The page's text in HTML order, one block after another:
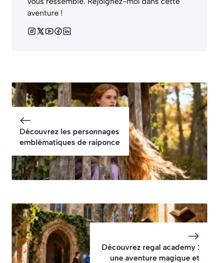
aventure !
Découvrez les personnages
emblématiques de raiponce
Découvrez regal academy :
une aventure magique et